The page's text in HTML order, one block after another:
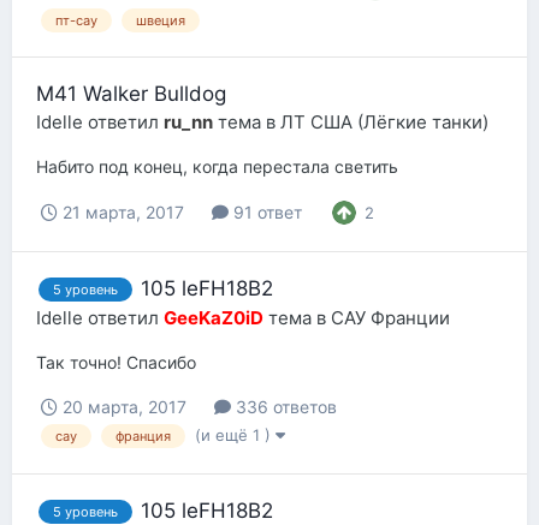
пт-сау швеция
M41 Walker Bulldog
Idelle ответил ru_nn тема в ЛТ США (Лёгкие танки)
Набито под конец, когда перестала светить
21 марта, 2017 91 ответ 2
5 уровень 105 leFH18B2
Idelle ответил GeeKaZ0iD тема в САУ Франции
Так точно! Спасибо
20 марта, 2017 336 ответов
сау франция (и ещё 1 )
5 уровень 105 leFH18B2